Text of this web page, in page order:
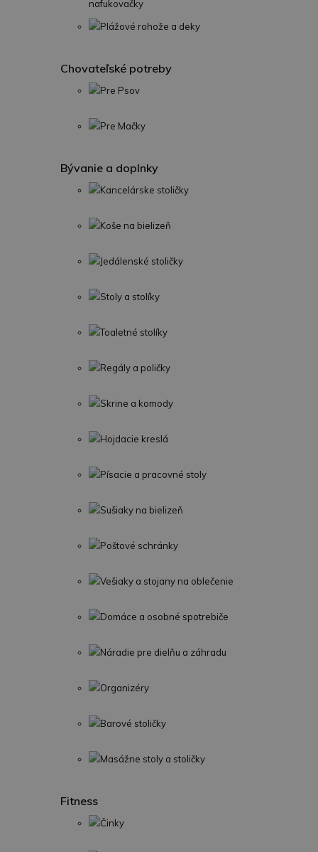
nafukovačky
Plážové rohože a deky
Chovateľské potreby
Pre Psov
Pre Mačky
Bývanie a doplnky
Kancelárske stoličky
Koše na bielizeň
Jedálenské stoličky
Stoly a stolíky
Toaletné stolíky
Regály a poličky
Skrine a komody
Hojdacie kreslá
Písacie a pracovné stoly
Sušiaky na bielizeň
Poštové schránky
Vešiaky a stojany na oblečenie
Domáce a osobné spotrebiče
Náradie pre dielňu a záhradu
Organizéry
Barové stoličky
Masážne stoly a stoličky
Fitness
Činky